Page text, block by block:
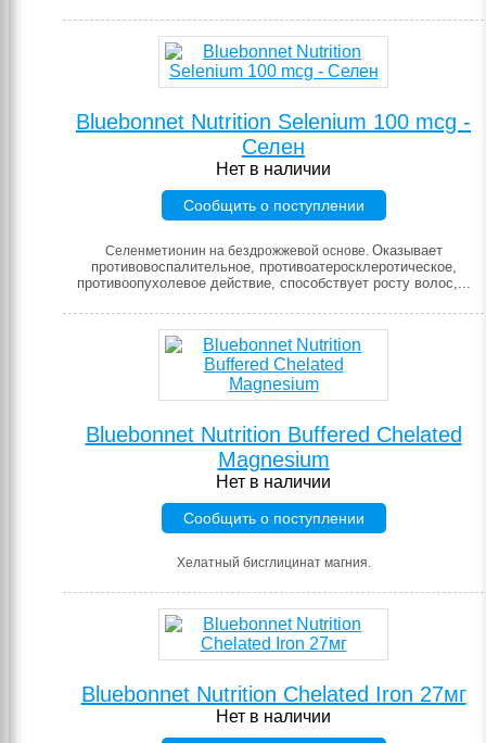
Bluebonnet Nutrition Selenium 100 mcg -
Селен
Нет в наличии
Сообщить о поступлении
Селенметионин на бездрожжевой основе. Оказывает
противовоспалительное, противоатеросклеротическое,
противоопухолевое действие, способствует росту волос,...
Bluebonnet Nutrition Buffered Chelated
Magnesium
Нет в наличии
Сообщить о поступлении
Хелатный бисглицинат магния.
Bluebonnet Nutrition Chelated Iron 27мг
Нет в наличии